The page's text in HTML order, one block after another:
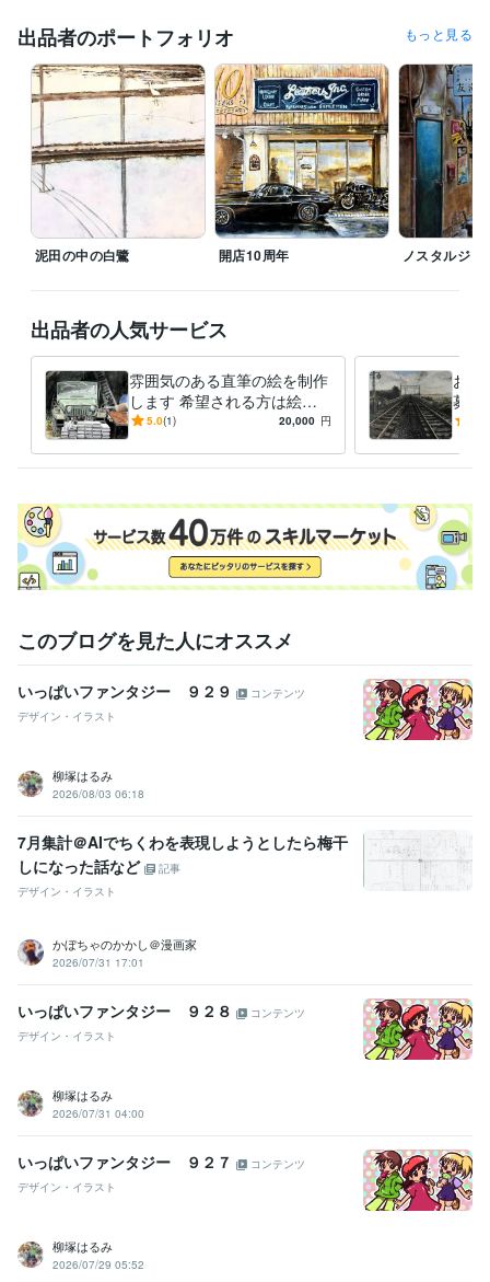
職歴
YAMANE art club 2022年5月 ~ 現在
株式会社スクロール 1994年3月 ~ 2012年2月
受賞歴
第40回一陽展　一陽賞 第37回一陽展　奨励賞 第38回一陽展　奨励
賞 第3回　八戸市美術報奨
得意分野
イラスト作成・漫画制作 色鉛筆画 油絵
絵画
学歴
出品者のポートフォリオ もっと見る
泥田の中の白鷺 開店10周年 ノスタルジッ
出品者の人気サービス
雰囲気のある直筆の絵を制作
します 希望される方は絵を
発送いたします。(送料別)
5.0(1) 20,000 円
お好
募展
みの
このブログを見た人にオススメ
いっぱいファンタジー ９２９
コンテンツ
デザイン・イラスト
柳塚はるみ
2026/08/03 06:18
7月集計＠AIでちくわを表現しようとしたら梅干
しになった話など
記事
デザイン・イラスト
かぼちゃのかかし＠漫画家
2026/07/31 17:01
いっぱいファンタジー ９２８
コンテンツ
デザイン・イラスト
柳塚はるみ
2026/07/31 04:00
いっぱいファンタジー ９２７
コンテンツ
デザイン・イラスト
柳塚はるみ
2026/07/29 05:52